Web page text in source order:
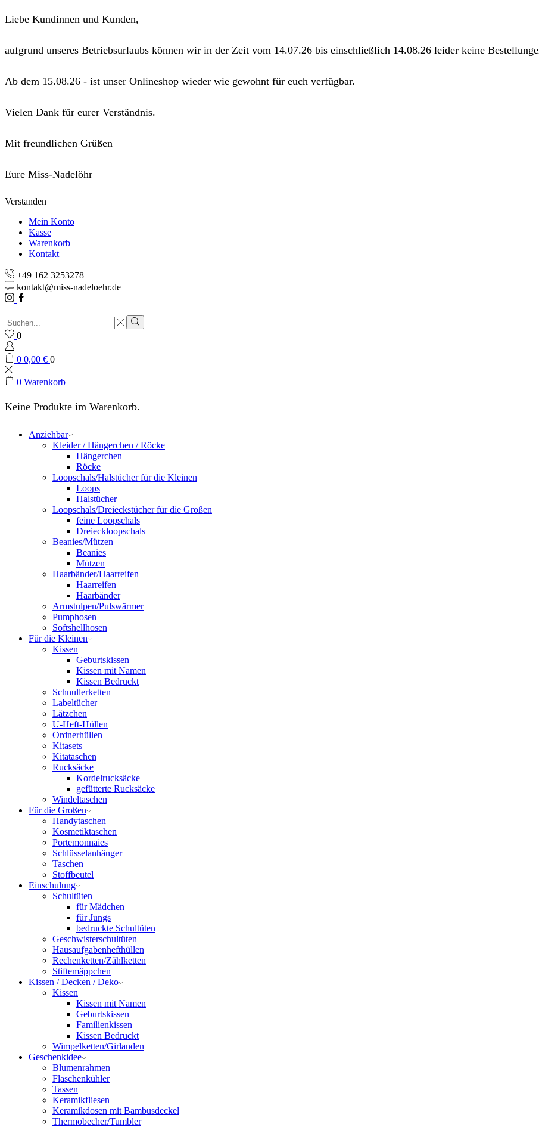
Liebe Kundinnen und Kunden,
aufgrund unseres Betriebsurlaubs können wir in der Zeit vom 14.07.26 bis einschließlich 14.08.26 leider keine
Ab dem 15.08.26 - ist unser Onlineshop wieder wie gewohnt für euch verfügbar.
Vielen Dank für eurer Verständnis.
Mit freundlichen Grüßen
Eure Miss-Nadelöhr
Verstanden
Mein Konto
Kasse
Warenkorb
Kontakt
+49 162 3253278
kontakt@miss-nadeloehr.de
Instagram
Facebook
Sucheingabe
Suche
0
0 0,00 € 0
0 Warenkorb
Keine Produkte im Warenkorb.
Anziehbar
Kleider / Hängerchen / Röcke
Hängerchen
Röcke
Loopschals/Halstücher für die Kleinen
Loops
Halstücher
Loopschals/Dreieckstücher für die Großen
feine Loopschals
Dreieckloopschals
Beanies/Mützen
Beanies
Mützen
Haarbänder/Haarreifen
Haarreifen
Haarbänder
Armstulpen/Pulswärmer
Pumphosen
Softshellhosen
Für die Kleinen
Kissen
Geburtskissen
Kissen mit Namen
Kissen Bedruckt
Schnullerketten
Labeltücher
Lätzchen
U-Heft-Hüllen
Ordnerhüllen
Kitasets
Kitataschen
Rucksäcke
Kordelrucksäcke
gefütterte Rucksäcke
Windeltaschen
Für die Großen
Handytaschen
Kosmetiktaschen
Portemonnaies
Schlüsselanhänger
Taschen
Stoffbeutel
Einschulung
Schultüten
für Mädchen
für Jungs
bedruckte Schultüten
Geschwisterschultüten
Hausaufgabenhefthüllen
Rechenketten/Zählketten
Stiftemäppchen
Kissen / Decken / Deko
Kissen
Kissen mit Namen
Geburtskissen
Familienkissen
Kissen Bedruckt
Wimpelketten/Girlanden
Geschenkidee
Blumenrahmen
Flaschenkühler
Tassen
Keramikfliesen
Keramikdosen mit Bambusdeckel
Thermobecher/Tumbler